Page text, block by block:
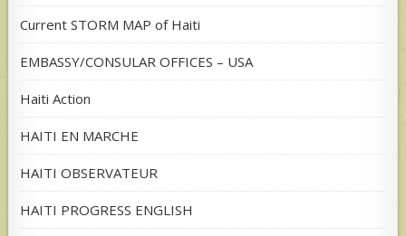
Current STORM MAP of Haiti
EMBASSY/CONSULAR OFFICES – USA
Haiti Action
HAITI EN MARCHE
HAITI OBSERVATEUR
HAITI PROGRESS ENGLISH